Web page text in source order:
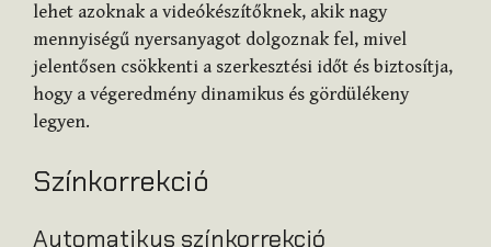
lehet azoknak a videókészítőknek, akik nagy
mennyiségű nyersanyagot dolgoznak fel, mivel
jelentősen csökkenti a szerkesztési időt és biztosítja,
hogy a végeredmény dinamikus és gördülékeny
legyen.
Színkorrekció
Automatikus színkorrekció